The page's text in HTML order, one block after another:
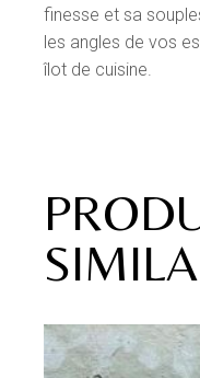
finesse et sa
les angles de vos
îlot de cuisine.